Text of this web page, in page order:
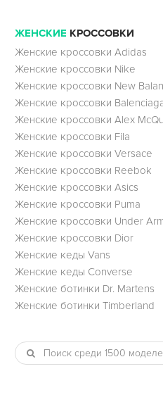
ЖЕНСКИЕ КРОССОВКИ
Женские кроссовки Adidas
Женские кроссовки Nike
Женские кроссовки New
Женские кроссовки
Женские кроссовки Alex
Женские кроссовки Fila
Женские кроссовки Versace
Женские кроссовки Reebok
Женские кроссовки Asics
Женские кроссовки Puma
Женские кроссовки Under
Женские кроссовки Dior
Женские кеды Vans
Женские кеды Converse
Женские ботинки Dr. Martens
Женские ботинки Timberland